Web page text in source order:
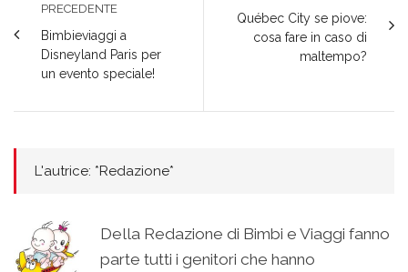
PRECEDENTE
Bimbieviaggi a
Disneyland Paris per
un evento speciale!
Québec City se piove:
cosa fare in caso di
maltempo?
L'autrice: *Redazione*
Della Redazione di Bimbi e Viaggi fanno
parte tutti i genitori che hanno